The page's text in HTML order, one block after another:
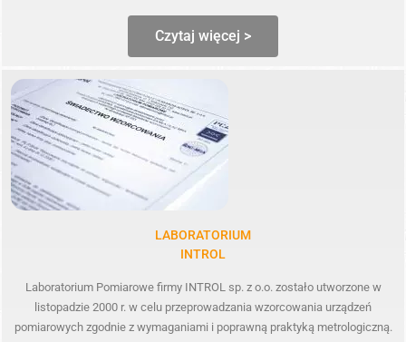
Czytaj więcej >
LABORATORIUM
INTROL
Laboratorium Pomiarowe firmy INTROL sp. z o.o. zostało utworzone w
listopadzie 2000 r. w celu przeprowadzania wzorcowania urządzeń
pomiarowych zgodnie z wymaganiami i poprawną praktyką metrologiczną.